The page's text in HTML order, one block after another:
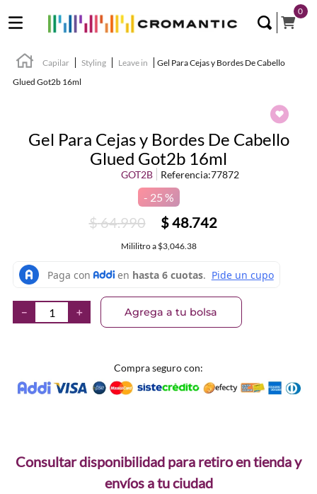
0
Capilar Styling Leave in
Gel Para Cejas y Bordes De Cabello
Glued Got2b 16ml
Gel Para Cejas y Bordes De Cabello
Glued Got2b 16ml
GOT2B Referencia:77872
25 %
$64.990 $48.742
Mililitroa $3,046.38
＋
－ Agrega a tu bolsa
Compra seguro con:
Consultar disponibilidad para retiro en tienda y
envíos a tu ciudad